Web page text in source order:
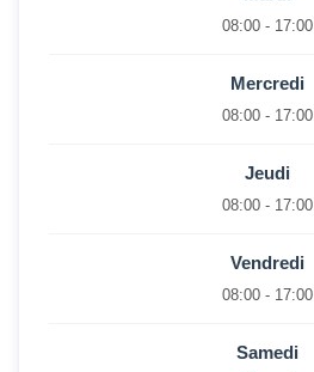
08:00 - 17:00
Mercredi
08:00 - 17:00
Jeudi
08:00 - 17:00
Vendredi
08:00 - 17:00
Samedi